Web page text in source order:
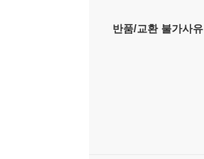
반품/교환 불가사유